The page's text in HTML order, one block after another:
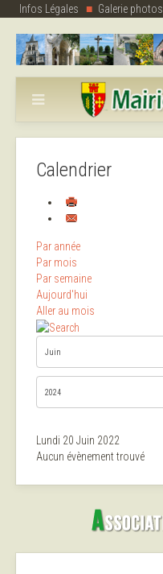
Infos Légales Galerie photos
Calendrier
Par année
Par mois
Par semaine
Aujourd'hui
Aller au mois
Lundi 20 Juin 2022
Aucun évènement trouvé